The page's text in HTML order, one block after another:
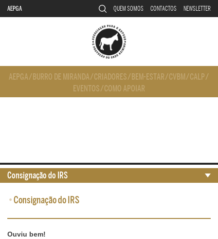
AEPGA QUEM SOMOS CONTACTOS NEWSLETTER
AEPGA/ BURRO DE MIRANDA/CRIADORES/ BEM-ESTAR/CVBM/CALP/
EVENTOS/COMO APOIAR
•Consignação do IRS
Ouviu bem!
Consignação do IRS